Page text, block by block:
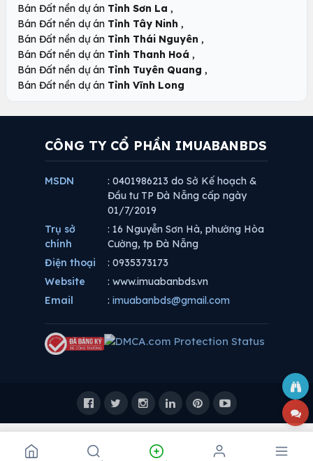
Bán Đất nền dự án Tỉnh Sơn La ,
Bán Đất nền dự án Tỉnh Tây Ninh ,
Bán Đất nền dự án Tỉnh Thái Nguyên ,
Bán Đất nền dự án Tỉnh Thanh Hoá ,
Bán Đất nền dự án Tỉnh Tuyên Quang ,
Bán Đất nền dự án Tỉnh Vĩnh Long
CÔNG TY CỔ PHẦN IMUABANBDS
MSDN
: 0401986213 do Sở Kế hoạch &
Đầu tư TP Đà Nẵng cấp ngày
01/7/2019
Trụ sở
chính
: 16 Nguyễn Sơn Hà, phường Hòa
Cường, tp Đà Nẵng
Điện thoại
: 0935373173
Website
: www.imuabanbds.vn
Email
: imuabanbds@gmail.com